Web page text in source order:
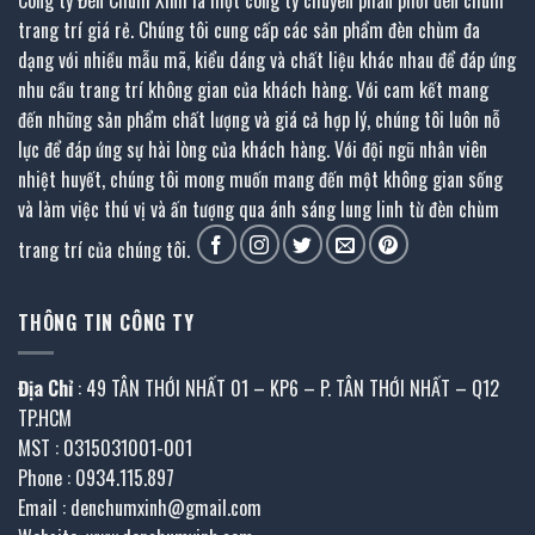
trang trí giá rẻ. Chúng tôi cung cấp các sản phẩm đèn chùm đa
dạng với nhiều mẫu mã, kiểu dáng và chất liệu khác nhau để đáp ứng
nhu cầu trang trí không gian của khách hàng. Với cam kết mang
đến những sản phẩm chất lượng và giá cả hợp lý, chúng tôi luôn nỗ
lực để đáp ứng sự hài lòng của khách hàng. Với đội ngũ nhân viên
nhiệt huyết, chúng tôi mong muốn mang đến một không gian sống
và làm việc thú vị và ấn tượng qua ánh sáng lung linh từ đèn chùm
trang trí của chúng tôi.
THÔNG TIN CÔNG TY
Địa Chỉ : 49 TÂN THỚI NHẤT 01 – KP6 – P. TÂN THỚI NHẤT – Q12
TP.HCM
MST : 0315031001-001
Phone : 0934.115.897
Email : denchumxinh@gmail.com